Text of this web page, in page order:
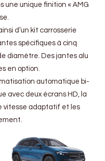
une unique finition « AMG
d’un kit carrosserie
spécifiques à cinq
diamètre. Des jantes alu
en option.
automatique bi-
avec deux écrans HD, la
vitesse adaptatif et les